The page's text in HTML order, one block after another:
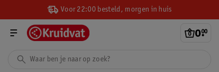
Voor 22:00 besteld, morgen in huis
0.
00